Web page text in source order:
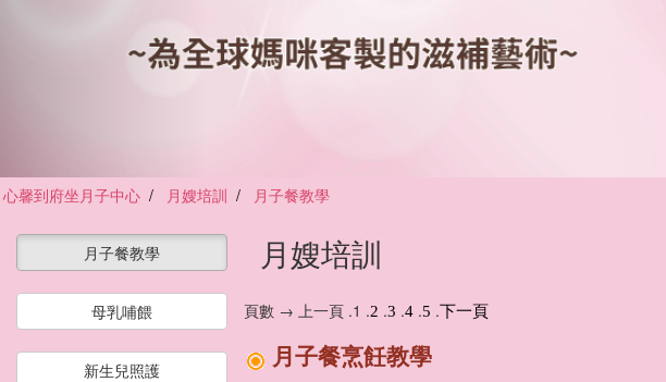
心馨到府坐月子中心 月嫂培訓 月子餐教學
月子餐教學
母乳哺餵
新生兒照護
月嫂培訓
頁數 → 上一頁 .1 .2 .3 .4 .5 .下一頁
月子餐烹飪教學